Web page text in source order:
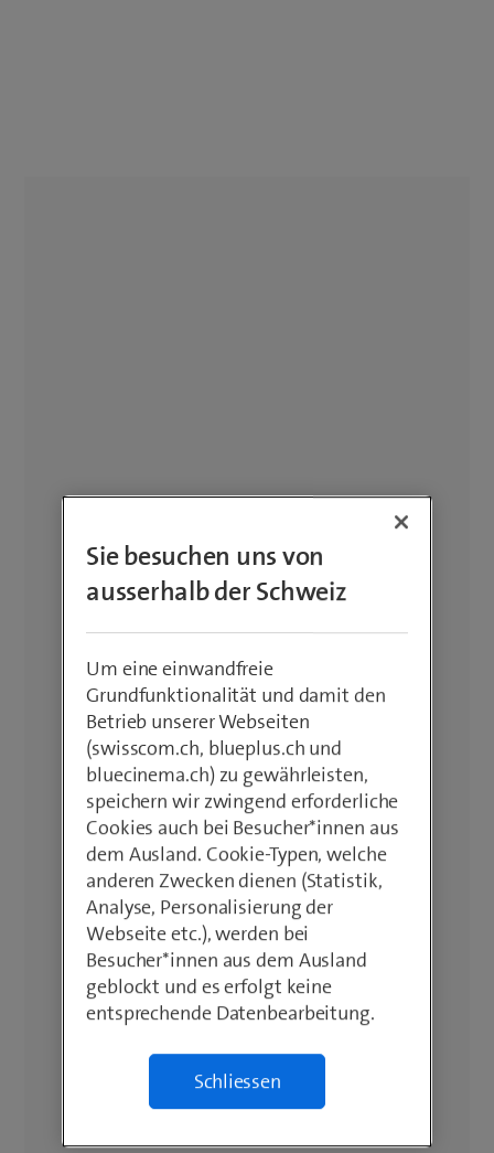
Sie besuchen uns von
ausserhalb der Schweiz
Um eine einwandfreie
Grundfunktionalität und damit den
Betrieb unserer Webseiten
(swisscom.ch, blueplus.ch und
bluecinema.ch) zu gewährleisten,
speichern wir zwingend erforderliche
Cookies auch bei Besucher*innen aus
dem Ausland. Cookie-Typen, welche
anderen Zwecken dienen (Statistik,
Analyse, Personalisierung der
Webseite etc.), werden bei
Besucher*innen aus dem Ausland
geblockt und es erfolgt keine
entsprechende Datenbearbeitung.
Schliessen